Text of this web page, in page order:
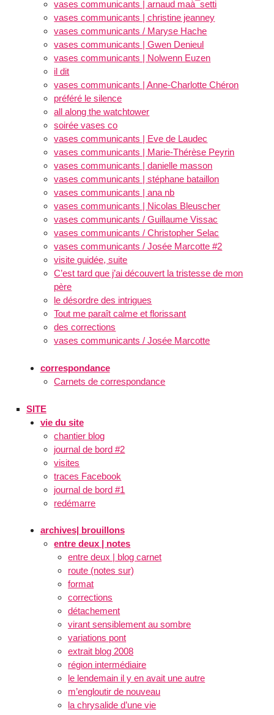
vases communicants | arnaud maà¯setti
vases communicants | christine jeanney
vases communicants / Maryse Hache
vases communicants | Gwen Denieul
vases communicants | Nolwenn Euzen
il dit
vases communicants | Anne-Charlotte Chéron
préféré le silence
all along the watchtower
soirée vases co
vases communicants | Eve de Laudec
vases communicants | Marie-Thérèse Peyrin
vases communicants | danielle masson
vases communicants | stéphane bataillon
vases communicants | ana nb
vases communicants | Nicolas Bleuscher
vases communicants / Guillaume Vissac
vases communicants / Christopher Selac
vases communicants / Josée Marcotte #2
visite guidée, suite
C’est tard que j’ai découvert la tristesse de mon
père
le désordre des intrigues
Tout me paraît calme et florissant
des corrections
vases communicants / Josée Marcotte
correspondance
Carnets de correspondance
SITE
vie du site
chantier blog
journal de bord #2
visites
traces Facebook
journal de bord #1
redémarre
archives| brouillons
entre deux | notes
entre deux | blog carnet
route (notes sur)
format
corrections
détachement
virant sensiblement au sombre
variations pont
extrait blog 2008
région intermédiaire
le lendemain il y en avait une autre
m’engloutir de nouveau
la chrysalide d’une vie